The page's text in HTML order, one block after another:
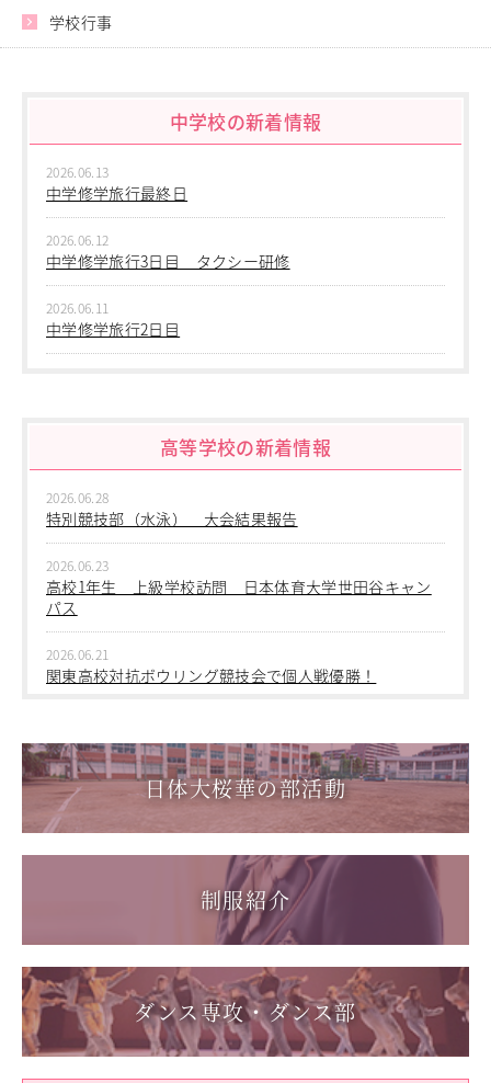
学校行事
中学校の新着情報
2026.06.13
中学修学旅行最終日
2026.06.12
中学修学旅行3日目 タクシー研修
2026.06.11
中学修学旅行2日目
中学２年生 校外学習
2026.06.09
中学１年生 校外学習
2026.06.09
中学１年 校外学習
2026.03.05
第三回桜華中学校あいさつ＋ひと言運動
2025.08.22
第55回全国中学校バスケットボール大会 サンアリーナせ
んだいin鹿児島
高等学校の新着情報
2026.06.28
特別競技部（水泳） 大会結果報告
2026.06.23
高校1年生 上級学校訪問 日本体育大学世田谷キャン
パス
2026.06.21
関東高校対抗ボウリング競技会で個人戦優勝！
1学年総合スポーツコース キャンプ実習を実施しまし
た
2026.06.05
「日本選手権水泳競技大会」に出場しました。
「59th Japan Rookies Cup 2026」に出場しました。
2026.05.17
「第62回東日本選手権大会」に出場しました。
2026.05.10
「国民スポーツ大会東京都予選」に出場しました。
日体大桜華の部活動
制服紹介
ダンス専攻・ダンス部